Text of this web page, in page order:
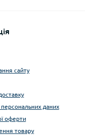
сайту
персональних даних
оферти
товару